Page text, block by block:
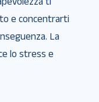
e concentrarti
La
lo stress e